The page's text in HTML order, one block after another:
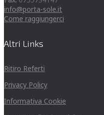
info@porta-sole.it
Come raggiungerci
Altri Links
Ritiro Referti
Privacy Policy
Informativa Cookie